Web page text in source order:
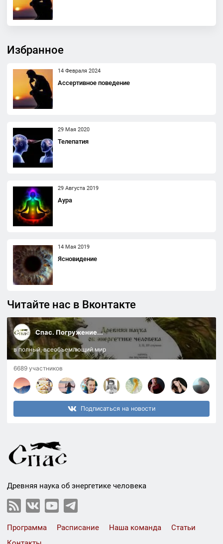
Избранное
14 Февраля 2024
Ассертивное поведение
29 Мая 2020
Телепатия
29 Августа 2019
Аура
14 Мая 2019
Ясновидение
Читайте нас в Вконтакте
Спас. Погружение...
в полный, всеобъемлющий мир
6689 участников
Подписаться на новости
Древняя наука об энергетике человека
Программа Расписание Наша команда
Статьи